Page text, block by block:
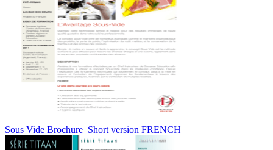
Sous Vide Brochure_Short version FRENCH